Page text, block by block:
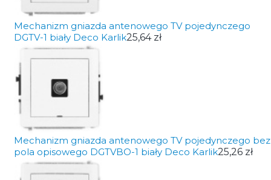
Mechanizm gniazda antenowego TV pojedynczego
DGTV-1 biały Deco Karlik25,64 zł
Mechanizm gniazda antenowego TV pojedynczego bez
pola opisowego DGTVBO-1 biały Deco Karlik25,26 zł